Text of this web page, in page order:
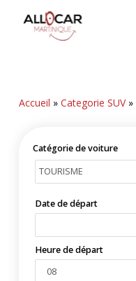
Accueil » Categorie SUV»
Catégorie de voiture
Date de départ
Heure de départ